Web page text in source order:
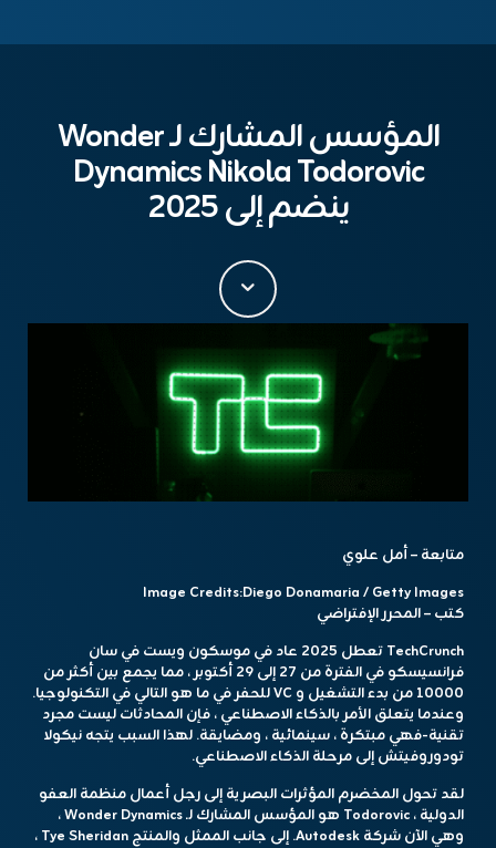
المؤسس المشارك لـ Wonder
Dynamics Nikola Todorovic
ينضم إلى 2025
متابعة – أمل علوي
Image Credits:Diego Donamaria / Getty Images
كتب – المحرر الإفتراضي
TechCrunch تعطل 2025
عاد في موسكون ويست في سان
فرانسيسكو في الفترة من 27 إلى 29 أكتوبر ، مما يجمع بين أكثر من
10000 من بدء التشغيل و VC للحفر في ما هو التالي في التكنولوجيا.
وعندما يتعلق الأمر بالذكاء الاصطناعي ، فإن المحادثات ليست مجرد
تقنية-فهي مبتكرة ، سينمائية ، ومضايقة. لهذا السبب يتجه نيكولا
تودوروفيتش إلى مرحلة الذكاء الاصطناعي.
لقد تحول المخضرم المؤثرات البصرية إلى رجل أعمال منظمة العفو
الدولية ، Todorovic هو المؤسس المشارك لـ Wonder Dynamics ،
وهي الآن شركة Autodesk. إلى جانب الممثل والمنتج Tye Sheridan ،